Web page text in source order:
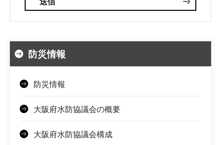
防災情報
防災情報
大阪府水防協議会の概要
大阪府水防協議会構成